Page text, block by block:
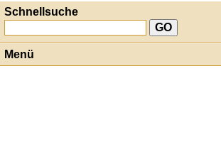
Schnellsuche
Menü